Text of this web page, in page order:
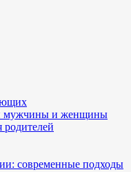
мужчины и женщины
родителей
современные подходы